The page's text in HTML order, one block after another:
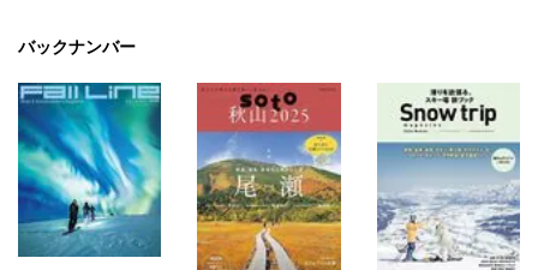
バックナンバー